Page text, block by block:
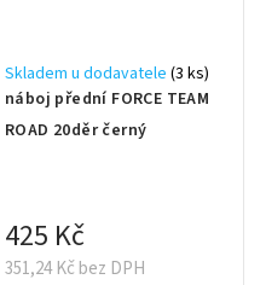
náboj přední FORCE TEAM
ROAD 20děr černý
Skladem u dodavatele (3 ks)
351,24 Kč bez DPH
425 Kč